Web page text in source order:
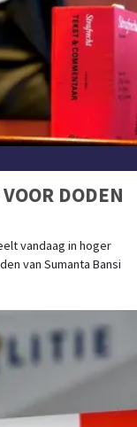
DODEN
vandaag in hoger
van Sumanta Bansi